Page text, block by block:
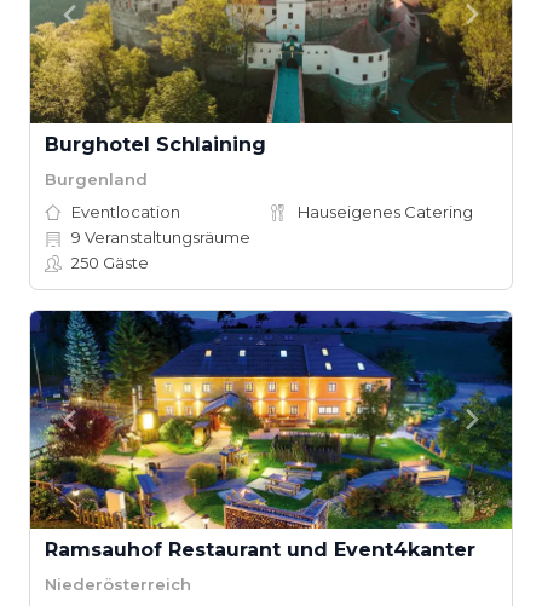
Burghotel Schlaining
Burgenland
Eventlocation
Hauseigenes Catering
9 Veranstaltungsräume
250 Gäste
Ramsauhof Restaurant und Event4kanter
Niederösterreich